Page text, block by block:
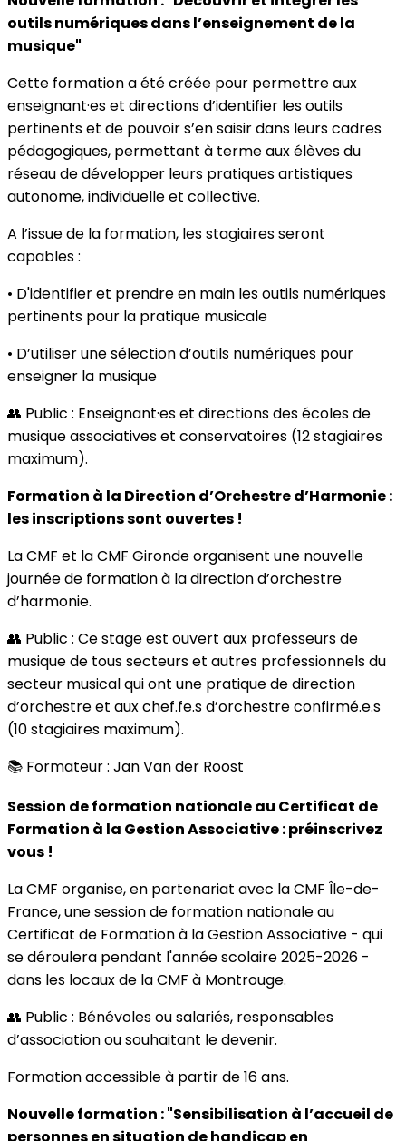
outils numériques dans l’enseignement de la
musique"
Cette formation a été créée pour permettre aux
enseignant·es et directions d’identifier les outils
pertinents et de pouvoir s’en saisir dans leurs cadres
pédagogiques, permettant à terme aux élèves du
réseau de développer leurs pratiques artistiques
autonome, individuelle et collective.
A l’issue de la formation, les stagiaires seront
capables :
• D'identifier et prendre en main les outils numériques
pertinents pour la pratique musicale
• D’utiliser une sélection d’outils numériques pour
enseigner la musique
👥 Public : Enseignant·es et directions des écoles de
musique associatives et conservatoires (12 stagiaires
maximum).
Formation à la Direction d’Orchestre d’Harmonie :
les inscriptions sont ouvertes !
La CMF et la CMF Gironde organisent une nouvelle
journée de formation à la direction d’orchestre
d’harmonie.
👥 Public : Ce stage est ouvert aux professeurs de
musique de tous secteurs et autres professionnels du
secteur musical qui ont une pratique de direction
d’orchestre et aux chef.fe.s d’orchestre confirmé.e.s
(10 stagiaires maximum).
📚 Formateur : Jan Van der Roost
Session de formation nationale au Certificat de
Formation à la Gestion Associative : préinscrivez
vous !
La CMF organise, en partenariat avec la CMF Île-de-
France, une session de formation nationale au
Certificat de Formation à la Gestion Associative - qui
se déroulera pendant l'année scolaire 2025-2026 -
dans les locaux de la CMF à Montrouge.
👥 Public : Bénévoles ou salariés, responsables
d’association ou souhaitant le devenir.
Formation accessible à partir de 16 ans.
Nouvelle formation : "Sensibilisation à l’accueil de